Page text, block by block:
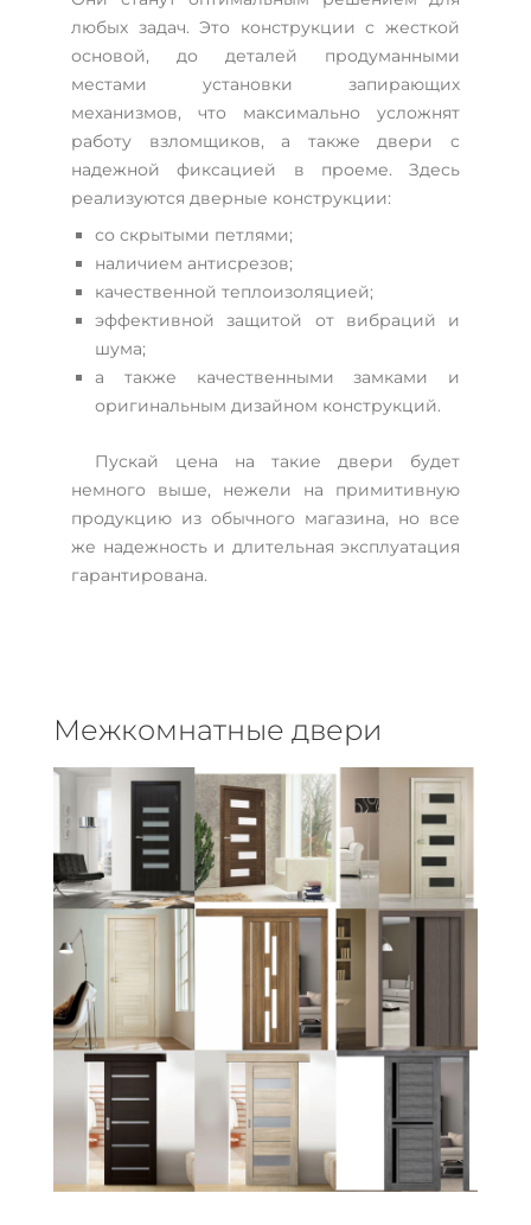
любых задач. Это конструкции с жесткой
основой, до деталей продуманными
местами установки запирающих
механизмов, что максимально усложнят
работу взломщиков, а также двери с
надежной фиксацией в проеме. Здесь
реализуются дверные конструкции:
со скрытыми петлями;
наличием антисрезов;
качественной теплоизоляцией;
эффективной защитой от вибраций и
шума;
а также качественными замками и
оригинальным дизайном конструкций.
Пускай цена на такие двери будет
немного выше, нежели на примитивную
продукцию из обычного магазина, но все
же надежность и длительная эксплуатация
гарантирована.
Межкомнатные двери